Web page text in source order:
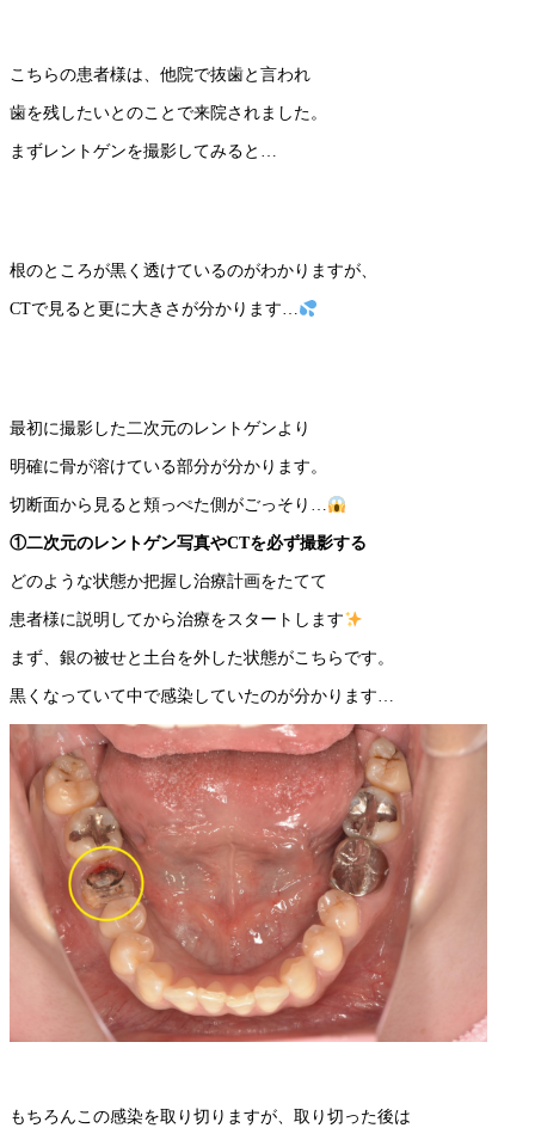
こちらの患者様は、他院で抜歯と言われ
歯を残したいとのことで来院されました。
まずレントゲンを撮影してみると …
根のところが黒く透けているのがわかりますが、
CTで見ると更に大きさが分かります…
最初に撮影した二次元のレントゲンより
明確に骨が溶けている部分が分かります。
切断面から見ると頬っぺた側がごっそり …
①二次元のレントゲン写真やCTを必ず撮影する
どのような状態か把握し治療計画をたてて
患者様に説明してから治療をスタートします
まず、銀の被せと土台を外した状態がこちらです。
黒くなっていて中で感染していたのが分かります…
もちろんこの感染を取り切りますが、取り切った後は